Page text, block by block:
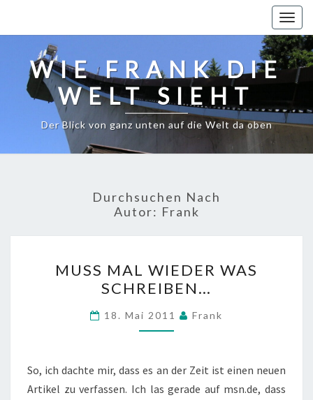
WIE FRANK DIE
WELT SIEHT
Der Blick von ganz unten auf die Welt da oben
Durchsuchen Nach
Autor: Frank
MAL
WIEDER
WAS
SCHREIBEN…
MUSS MAL WIEDER WAS
SCHREIBEN…
18. Mai 2011 Frank
So, ich dachte mir, dass es an der Zeit ist einen neuen
Artikel zu verfassen. Ich las gerade auf msn.de, dass